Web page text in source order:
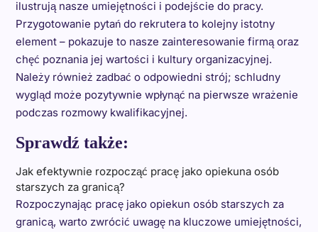
ilustrują nasze umiejętności i podejście do pracy.
Przygotowanie pytań do rekrutera to kolejny istotny
element – pokazuje to nasze zainteresowanie firmą oraz
chęć poznania jej wartości i kultury organizacyjnej.
Należy również zadbać o odpowiedni strój; schludny
wygląd może pozytywnie wpłynąć na pierwsze wrażenie
podczas rozmowy kwalifikacyjnej.
Sprawdź także:
Jak efektywnie rozpocząć pracę jako opiekuna osób
starszych za granicą?
Rozpoczynając pracę jako opiekun osób starszych za
granicą, warto zwrócić uwagę na kluczowe umiejętności,